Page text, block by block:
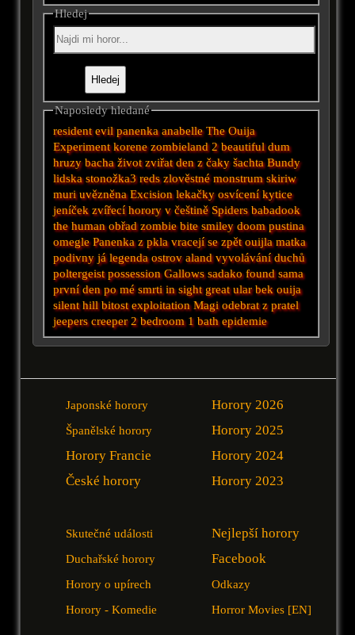
Hledej
Naposledy hledané
resident evil panenka anabelle The Ouija
Experiment korene zombieland 2 beautiful dum
hruzy bacha život zviřat den z čaky šachta Bundy
lidska stonožka3 reds zlověstné monstrum skiriw
muri uvězněna Excision lekačky osvícení kytice
jeníček zvířecí horory v češtině Spiders babadook
the human obřad zombie bite smiley doom pustina
omegle Panenka z pkla vracejí se zpět ouijla matka
podivny já legenda ostrov aland vyvolávání duchů
poltergeist possession Gallows sadakofound sama
první den po mé smrti in sight greatular bek ouija
silent hill bitost exploitation Magi odebrat z pratel
jeepers creeper 2 bedroom 1 bath epidemie
Japonské horory
Španělské horory
Horory Francie
České horory
Horory 2026
Horory 2025
Horory 2024
Horory 2023
Skutečné události
Duchařské horory
Horory o upírech
Horory - Komedie
Nejlepší horory
Facebook
Odkazy
Horror Movies [EN]